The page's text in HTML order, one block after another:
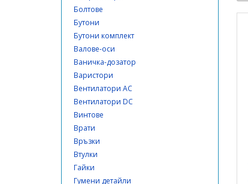
Болтове
Бутони
Бутони комплект
Валове-оси
Ваничка-дозатор
Варистори
Вентилатори AC
Вентилатори DC
Винтове
Врати
Връзки
Втулки
Гайки
Гумени детайли